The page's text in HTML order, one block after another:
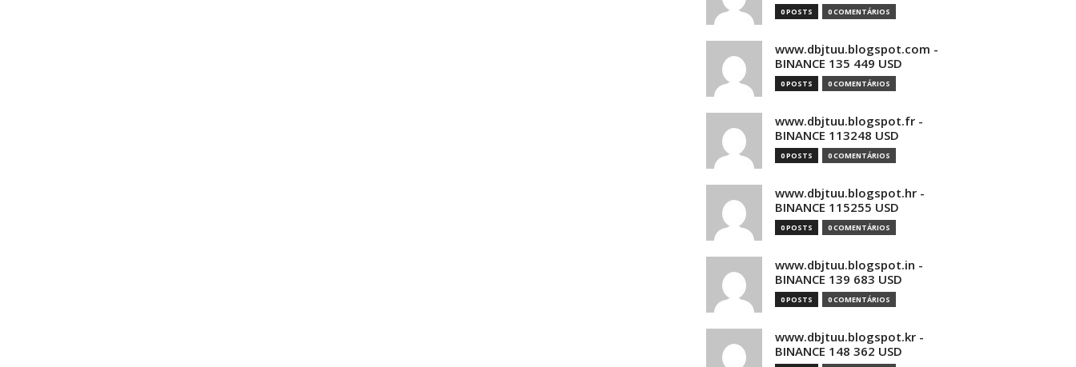
0 POSTS 0 COMENTÁRIOS
www.dbjtuu.blogspot.com -
BINANCE 135 449 USD
0 POSTS 0 COMENTÁRIOS
www.dbjtuu.blogspot.fr -
BINANCE 113248 USD
0 POSTS 0 COMENTÁRIOS
www.dbjtuu.blogspot.hr -
BINANCE 115255 USD
0 POSTS 0 COMENTÁRIOS
www.dbjtuu.blogspot.in -
BINANCE 139 683 USD
0 POSTS 0 COMENTÁRIOS
www.dbjtuu.blogspot.kr -
BINANCE 148 362 USD